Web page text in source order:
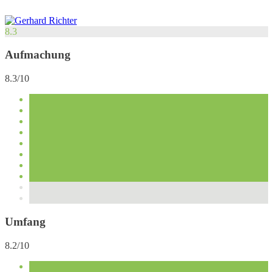
8.3
Aufmachung
8.3/10
Umfang
8.2/10